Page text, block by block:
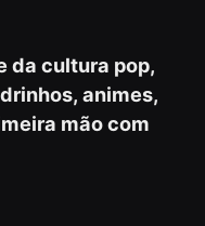
da cultura pop,
animes,
mão com